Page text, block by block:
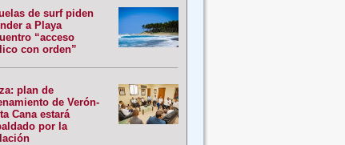
de surf piden
a Playa
“acceso
con orden”
plan de
de Verón-
Cana estará
por la